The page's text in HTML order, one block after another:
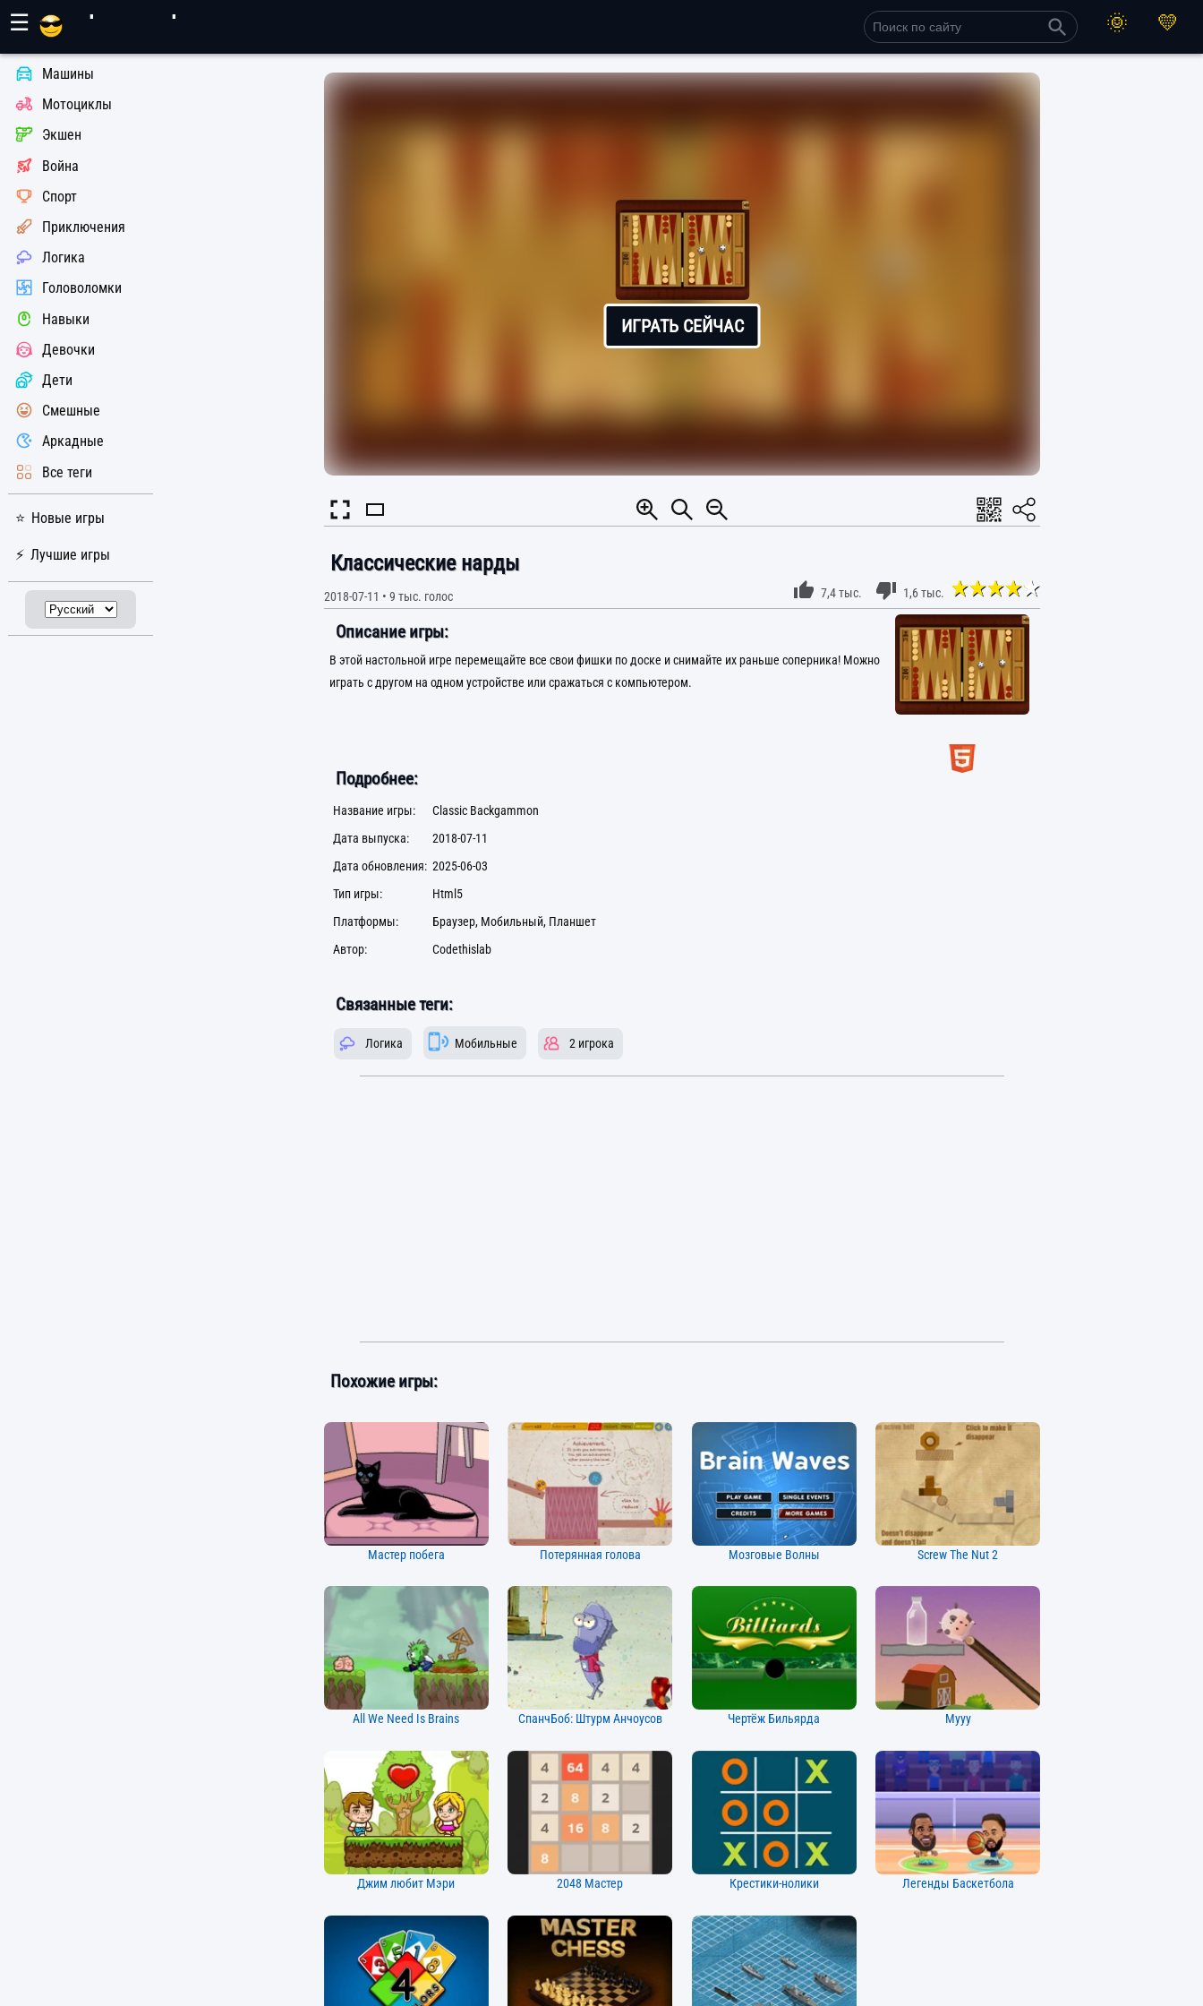
☰
Машины
Мотоциклы
Экшен
Война
Спорт
Приключения
Логика
Головоломки
Навыки
Девочки
Дети
Смешные
Аркадные
Все теги
Новые игры
Лучшие игры
ИГРАТЬ СЕЙЧАС
Классические нарды
2018-07-11 • 9 тыс. голос 7,4 тыс. 1,6 тыс.
Описание игры:
В этой настольной игре перемещайте все свои фишки по доске и снимайте их раньше соперника! Можно
играть с другом на одном устройстве или сражаться с компьютером.
Подробнее:
Название игры:
Classic Backgammon
Дата выпуска:
2018-07-11
Дата обновления: 2025-06-03
Тип игры:
Html5
Платформы:
Браузер, Мобильный, Планшет
Автор:
Codethislab
Связанные теги:
Логика Мобильные 2 игрока
Похожие игры:
Мастер побега Потерянная голова Мозговые Волны Screw The Nut 2
All We Need Is Brains СпанчБоб: Штурм Анчоусов Чертёж Бильярда Мууу
Джим любит Мэри 2048 Мастер Крестики-нолики Легенды Баскетбола